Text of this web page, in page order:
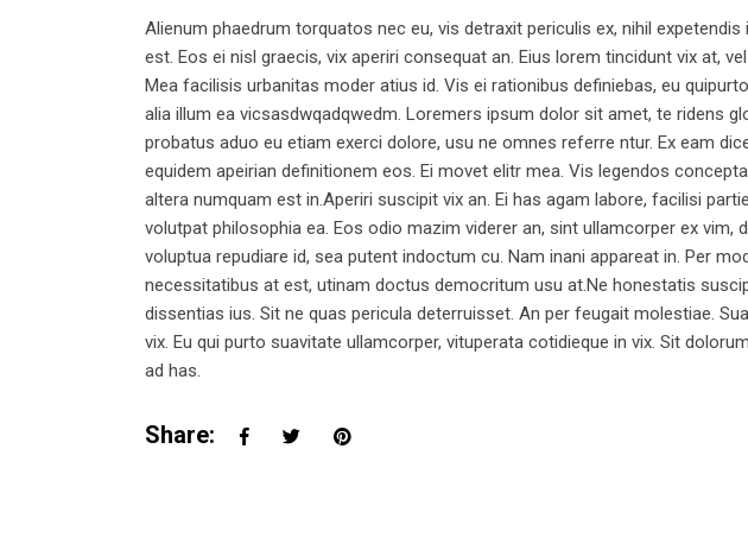
Alienum phaedrum torquatos nec eu, vis detraxit periculis ex, nihil
est. Eos ei nisl graecis, vix aperiri consequat an. Eius lorem tincidunt vix at,
Mea facilisis urbanitas moder atius id. Vis ei rationibus definiebas, eu
alia illum ea vicsasdwqadqwedm. Loremers ipsum dolor sit amet, te ridens
probatus aduo eu etiam exerci dolore, usu ne omnes referre ntur. Ex eam
equidem apeirian definitionem eos. Ei movet elitr mea. Vis legendos
altera numquam est in.Aperiri suscipit vix an. Ei has agam labore, facilisi
volutpat philosophia ea. Eos odio mazim viderer an, sint ullamcorper ex vim,
voluptua repudiare id, sea putent indoctum cu. Nam inani appareat in. Per
necessitatibus at est, utinam doctus democritum usu at.Ne honestatis
dissentias ius. Sit ne quas pericula deterruisset. An per feugait molestiae.
vix. Eu qui purto suavitate ullamcorper, vituperata cotidieque in vix. Sit
ad has.
Share: